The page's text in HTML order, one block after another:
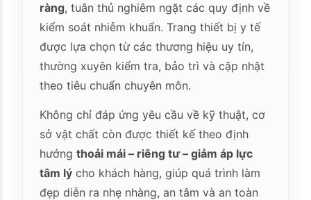
ràng, tuân thủ nghiêm ngặt các quy định về
kiểm soát nhiễm khuẩn. Trang thiết bị y tế
được lựa chọn từ các thương hiệu uy tín,
thường xuyên kiểm tra, bảo trì và cập nhật
theo tiêu chuẩn chuyên môn.
Không chỉ đáp ứng yêu cầu về kỹ thuật, cơ
sở vật chất còn được thiết kế theo định
hướngthoải mái – riêng tư – giảm áp lực
tâm lý cho khách hàng, giúp quá trình làm
đẹp diễn ra nhẹ nhàng, an tâm và an toàn